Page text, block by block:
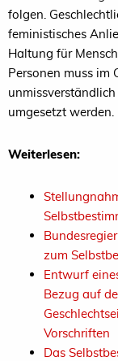
folgen.
feministisches
Haltung für
Personen muss im
umgesetzt werden.
Weiterlesen:
zum
Entwurf
Bezug auf
Vorschriften
Das